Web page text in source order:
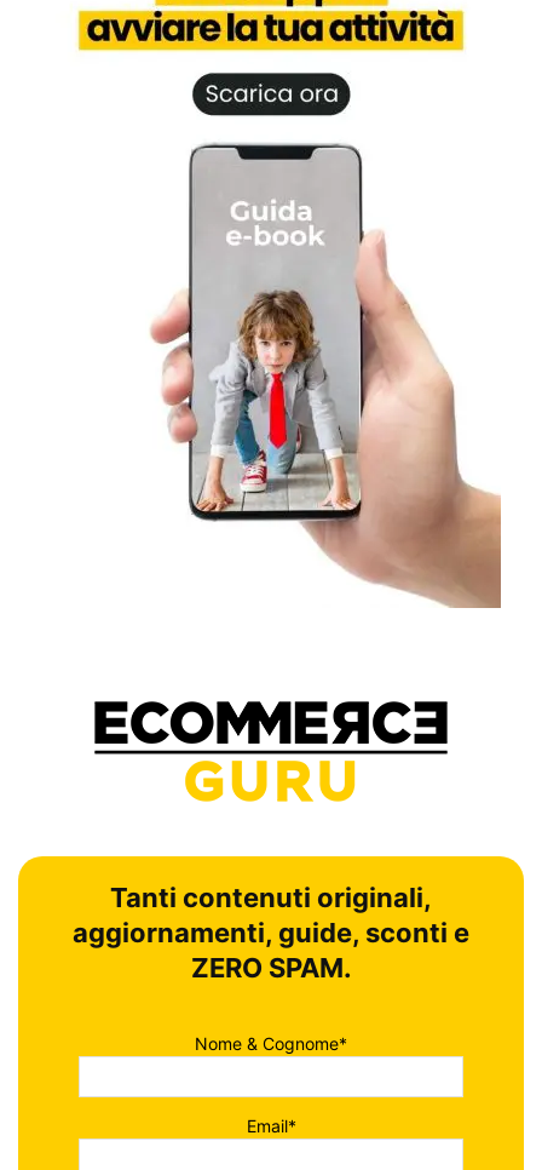
Tanti contenuti originali,
aggiornamenti, guide, sconti e
ZERO SPAM.
Nome & Cognome*
Email*